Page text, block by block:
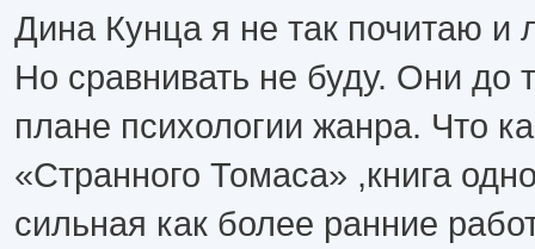
Дина Кунца я не так почитаю и
Но сравнивать не буду. Они до
плане психологии жанра. Что
«Странного Томаса» ,книга
сильная как более ранние